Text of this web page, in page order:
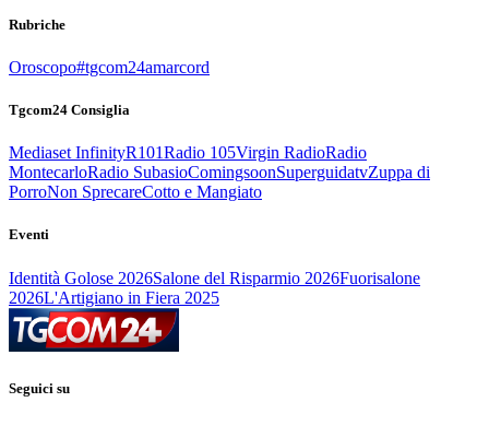
Rubriche
Oroscopo#tgcom24amarcord
Tgcom24 Consiglia
Mediaset InfinityR101Radio 105Virgin RadioRadio
MontecarloRadio SubasioComingsoonSuperguidatvZuppa di
PorroNon SprecareCotto e Mangiato
Eventi
Identità Golose 2026Salone del Risparmio 2026Fuorisalone
2026L'Artigiano in Fiera 2025
Seguici su